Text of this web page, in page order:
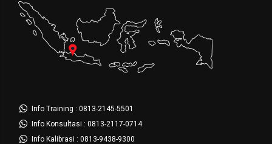
Info Training : 0813-2145-5501
Info Konsultasi : 0813-2117-0714
Info Kalibrasi : 0813-9438-9300